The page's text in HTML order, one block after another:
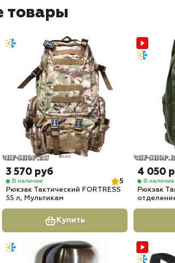
товары
3 570 руб
В наличии
5
Рюкзак Тактический FORTRESS
55 л, Мультикам
Купить
4 050
В наличии
Рюкзак